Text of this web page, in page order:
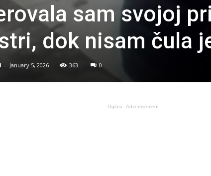
sam svojoj
dok nisam čula
- January 5, 2026 363 0
Oglasi - Advertisement